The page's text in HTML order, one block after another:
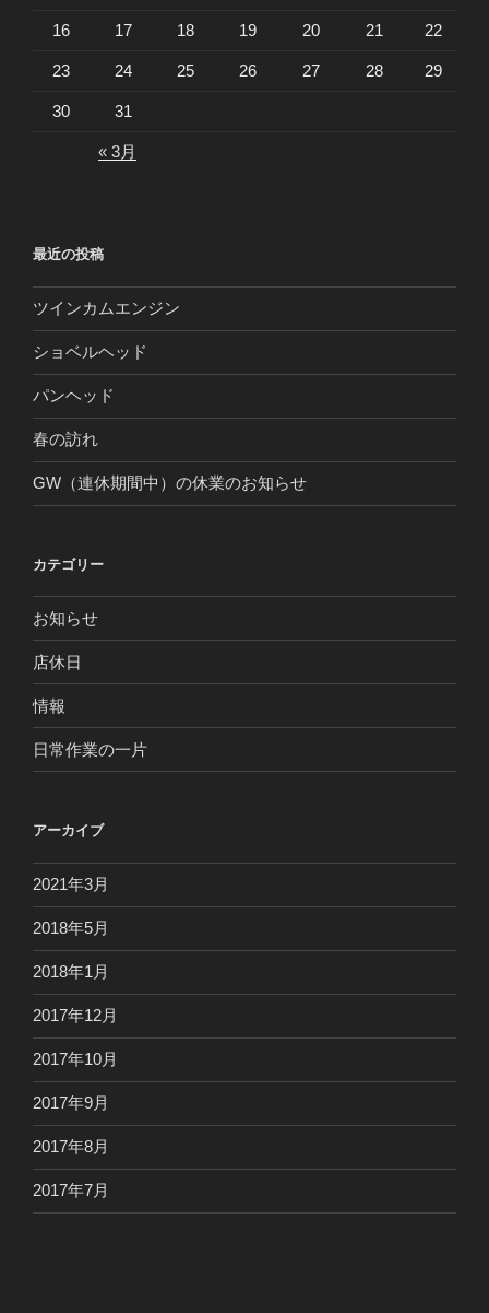
16 17 18 19 20 21 22
23 24 25 26 27 28 29
30 31
« 3月
最近の投稿
ツインカムエンジン
ショベルヘッド
パンヘッド
春の訪れ
GW（連休期間中）の休業のお知らせ
カテゴリー
お知らせ
店休日
情報
日常作業の一片
アーカイブ
2021年3月
2018年5月
2018年1月
2017年12月
2017年10月
2017年9月
2017年8月
2017年7月